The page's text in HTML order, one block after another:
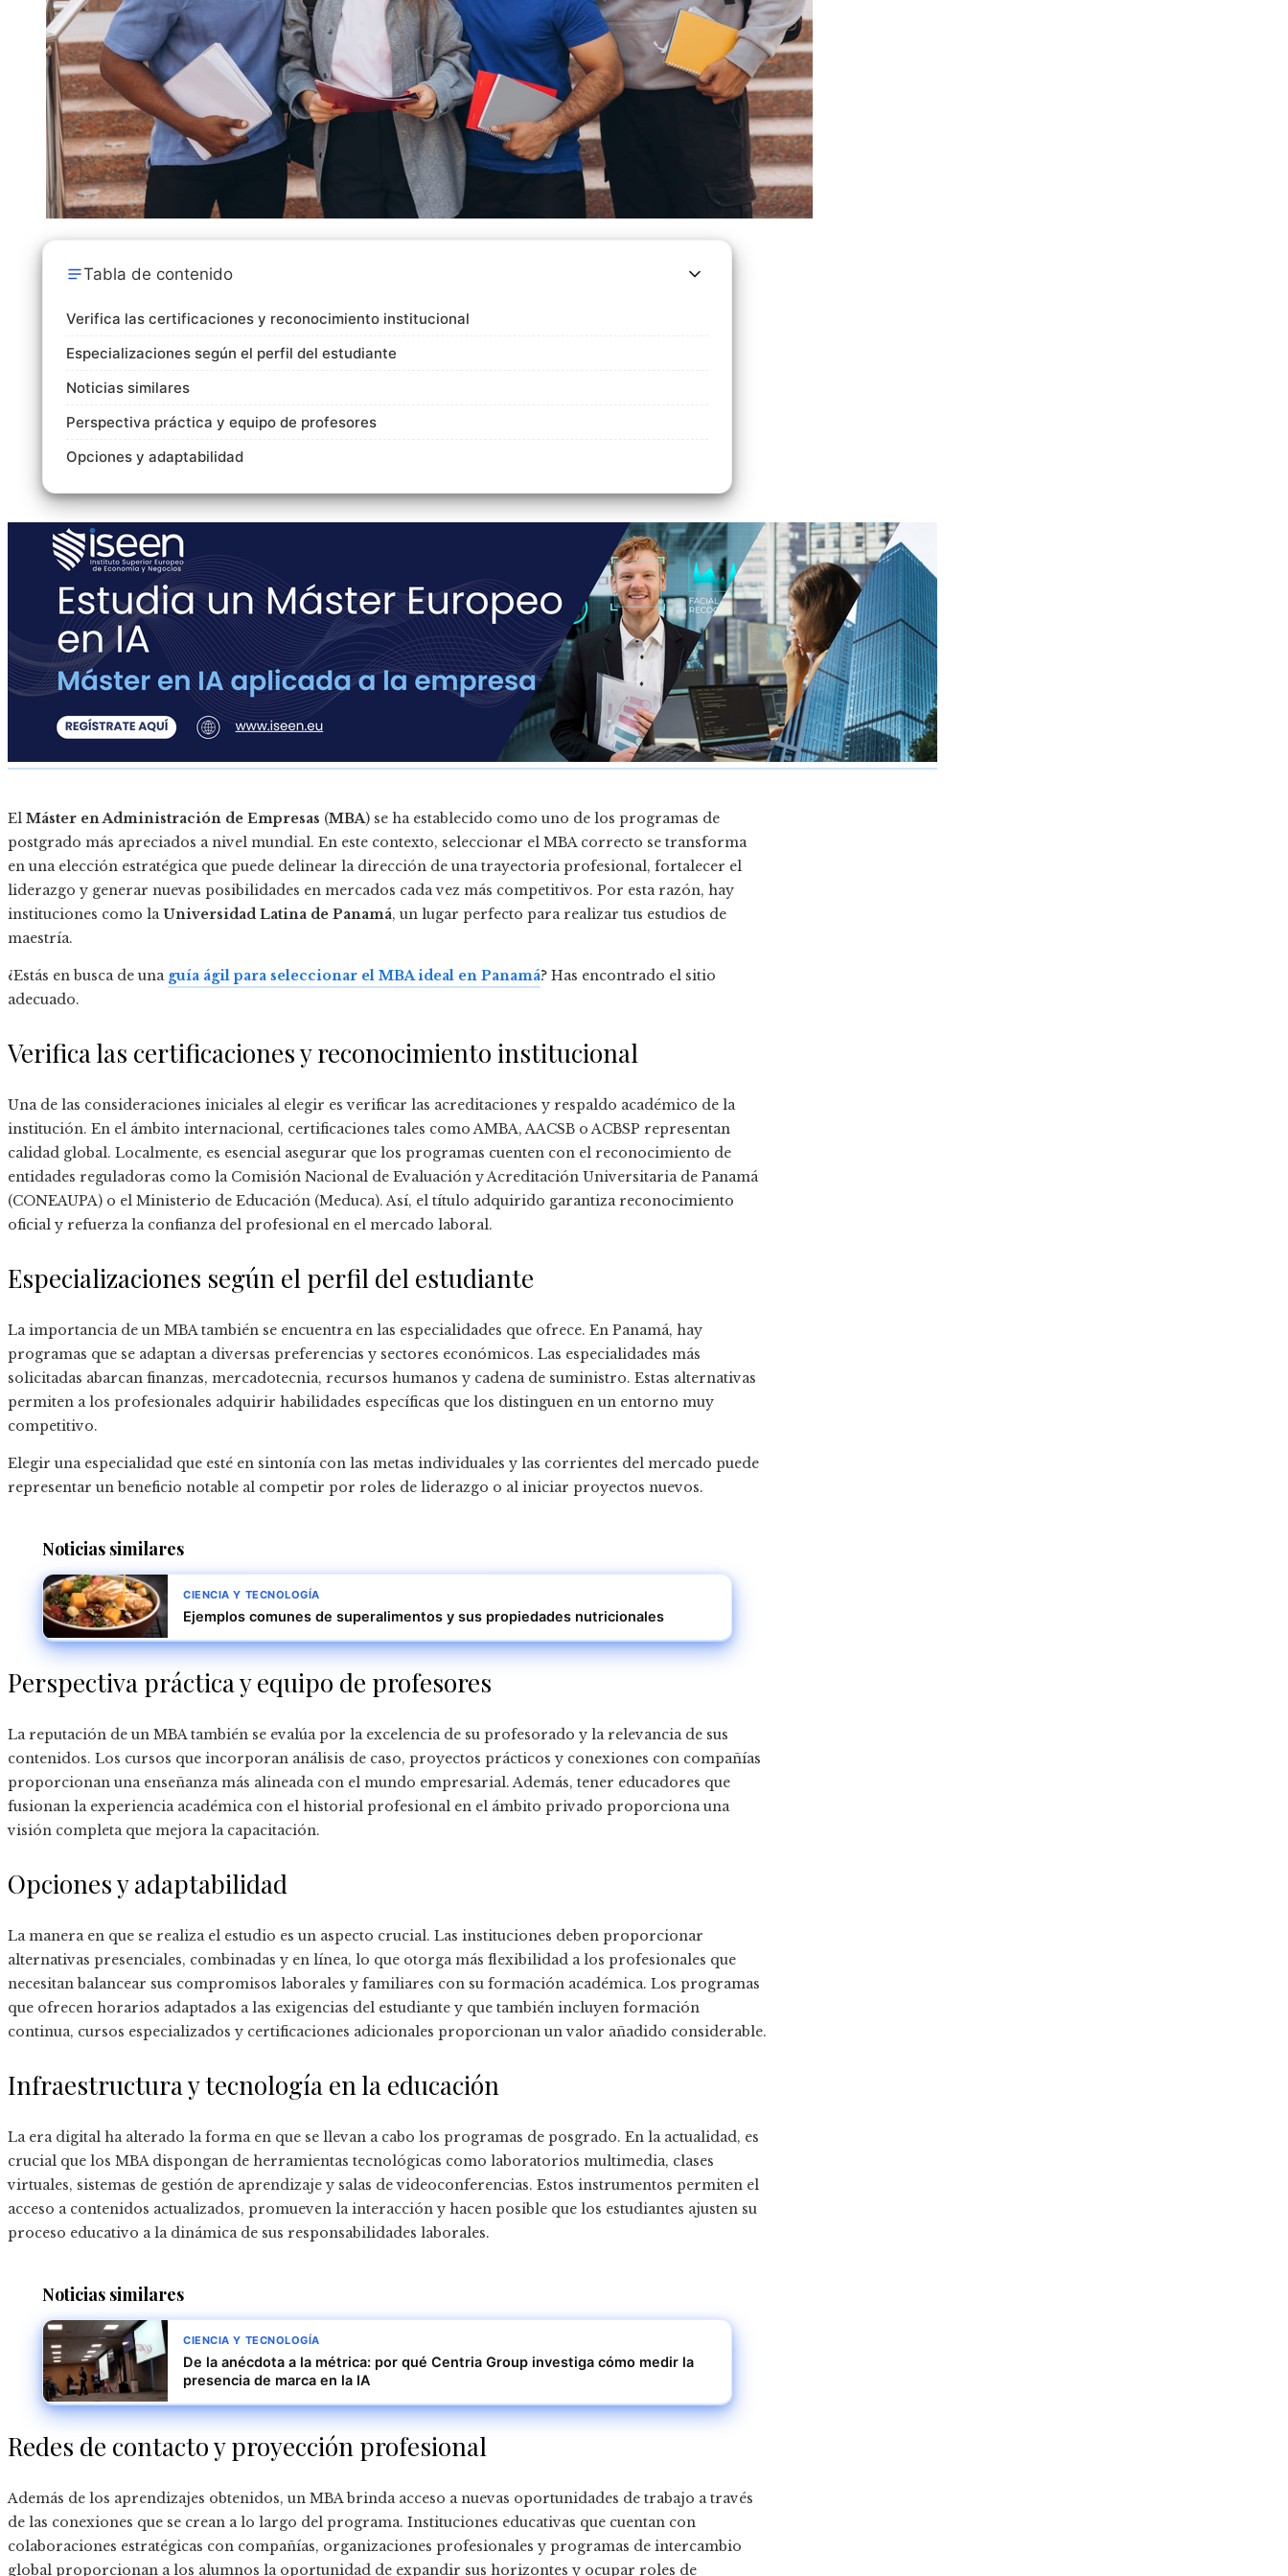
Tabla de contenido
Verifica las certificaciones y reconocimiento institucional
Especializaciones según el perfil del estudiante
Noticias similares
Perspectiva práctica y equipo de profesores
Opciones y adaptabilidad
El Máster en Administración de Empresas (MBA) se ha establecido como uno de los programas de
postgrado más apreciados a nivel mundial. En este contexto, seleccionar el MBA correcto se transforma
en una elección estratégica que puede delinear la dirección de una trayectoria profesional, fortalecer el
liderazgo y generar nuevas posibilidades en mercados cada vez más competitivos. Por esta razón, hay
instituciones como laUniversidad Latina de Panamá, un lugar perfecto para realizar tus estudios de
maestría.
¿Estás en busca de una guía ágil para seleccionar el MBA ideal en Panamá? Has encontrado el sitio
adecuado.
Verifica las certificaciones y reconocimiento institucional
Una de las consideraciones iniciales al elegir es verificar las acreditaciones y respaldo académico de la
institución. En el ámbito internacional, certificaciones tales como AMBA, AACSB o ACBSP representan
calidad global. Localmente, es esencial asegurar que los programas cuenten con el reconocimiento de
entidades reguladoras como la Comisión Nacional de Evaluación y Acreditación Universitaria de Panamá
(CONEAUPA) o el Ministerio de Educación (Meduca). Así, el título adquirido garantiza reconocimiento
oficial y refuerza la confianza del profesional en el mercado laboral.
Especializaciones según el perfil del estudiante
La importancia de un MBA también se encuentra en las especialidades que ofrece. En Panamá, hay
programas que se adaptan a diversas preferencias y sectores económicos. Las especialidades más
solicitadas abarcan finanzas, mercadotecnia, recursos humanos y cadena de suministro. Estas alternativas
permiten a los profesionales adquirir habilidades específicas que los distinguen en un entorno muy
competitivo.
Elegir una especialidad que esté en sintonía con las metas individuales y las corrientes del mercado puede
representar un beneficio notable al competir por roles de liderazgo o al iniciar proyectos nuevos.
Noticias similares
CIENCIA Y TECNOLOGÍA
Ejemplos comunes de superalimentos y sus propiedades nutricionales
Perspectiva práctica y equipo de profesores
La reputación de un MBA también se evalúa por la excelencia de su profesorado y la relevancia de sus
contenidos. Los cursos que incorporan análisis de caso, proyectos prácticos y conexiones con compañías
proporcionan una enseñanza más alineada con el mundo empresarial. Además, tener educadores que
fusionan la experiencia académica con el historial profesional en el ámbito privado proporciona una
visión completa que mejora la capacitación.
Opciones y adaptabilidad
La manera en que se realiza el estudio es un aspecto crucial. Las instituciones deben proporcionar
alternativas presenciales, combinadas y en línea, lo que otorga más flexibilidad a los profesionales que
necesitan balancear sus compromisos laborales y familiares con su formación académica. Los programas
que ofrecen horarios adaptados a las exigencias del estudiante y que también incluyen formación
continua, cursos especializados y certificaciones adicionales proporcionan un valor añadido considerable.
Infraestructura y tecnología en la educación
La era digital ha alterado la forma en que se llevan a cabo los programas de posgrado. En la actualidad, es
crucial que los MBA dispongan de herramientas tecnológicas como laboratorios multimedia, clases
virtuales, sistemas de gestión de aprendizaje y salas de videoconferencias. Estos instrumentos permiten el
acceso a contenidos actualizados, promueven la interacción y hacen posible que los estudiantes ajusten su
proceso educativo a la dinámica de sus responsabilidades laborales.
Noticias similares
CIENCIA Y TECNOLOGÍA
De la anécdota a la métrica: por qué Centria Group investiga cómo medir la
presencia de marca en la IA
Redes de contacto y proyección profesional
Además de los aprendizajes obtenidos, un MBA brinda acceso a nuevas oportunidades de trabajo a través
de las conexiones que se crean a lo largo del programa. Instituciones educativas que cuentan con
colaboraciones estratégicas con compañías, organizaciones profesionales y programas de intercambio
global proporcionan a los alumnos la oportunidad de expandir sus horizontes y ocupar roles de